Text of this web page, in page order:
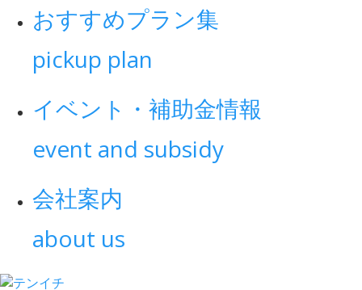
おすすめプラン集
pickup plan
イベント・補助金情報
event and subsidy
会社案内
about us